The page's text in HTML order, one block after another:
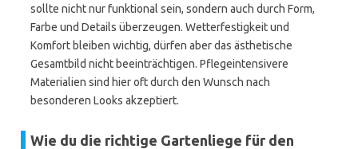
sollte nicht nur funktional sein, sondern auch durch Form,
Farbe und Details überzeugen. Wetterfestigkeit und
Komfort bleiben wichtig, dürfen aber das ästhetische
Gesamtbild nicht beeinträchtigen. Pflegeintensivere
Materialien sind hier oft durch den Wunsch nach
besonderen Looks akzeptiert.
Wie du die richtige Gartenliege für den